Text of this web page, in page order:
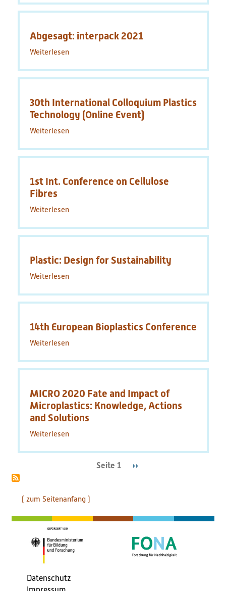
more
than
sum
its
de-
dynamics
and
of
plastics
Abgesagt: interpack 2021
Weiterlesenüber
interpack
2021
30th International Colloquium Plastics
Technology (Online Event)
Weiterlesenüber
International
Colloquium
Technology
1st Int. Conference on Cellulose
Fibres
Weiterlesenüber
Int.
Conference
Cellulose
Plastic: Design for Sustainability
Weiterlesenüber
Design
for
14th European Bioplastics Conference
Weiterlesenüber
European
Bioplastics
MICRO 2020 Fate and Impact of
Microplastics: Knowledge, Actions
and Solutions
Weiterlesenüber
2020
of
Microplastics:
Knowledge,
Seite 1
Nächste
››
( zum Seitenanfang )
Fußbereichsmenü
Datenschutz